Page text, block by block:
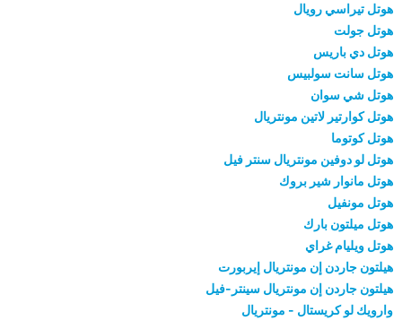
هوتل تيراسي رويال
هوتل جولت
هوتل دي باريس
هوتل سانت سولبيس
هوتل شي سوان
هوتل كوارتير لاتين مونتريال
هوتل كوتوما
هوتل لو دوفين مونتريال سنتر فيل
هوتل مانوار شير بروك
هوتل مونفيل
هوتل ميلتون بارك
هوتل ويليام غراي
هيلتون جاردن إن مونتريال إيربورت
هيلتون جاردن إن مونتريال سينتر-فيل
وارويك لو كريستال - مونتريال